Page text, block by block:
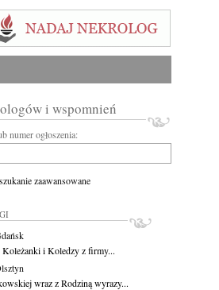
i wspomnień
numer ogłoszenia:
zaawansowane
i Koledzy z firmy...
wraz z Rodziną wyrazy...